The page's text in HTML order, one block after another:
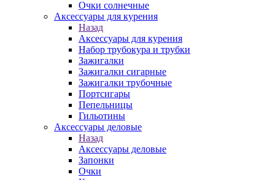
Очки солнечные
Аксессуары для курения
Назад
Аксессуары для курения
Набор трубокура и трубки
Зажигалки
Зажигалки сигарные
Зажигалки трубочные
Портсигары
Пепельницы
Гильотины
Аксессуары деловые
Назад
Аксессуары деловые
Запонки
Очки